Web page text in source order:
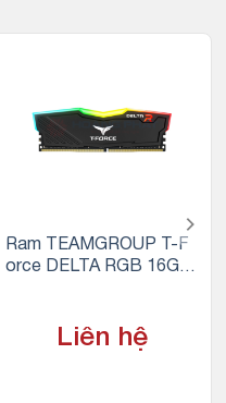
Ram TEAMGROUP T-F
orce DELTA RGB 16GB
Liên hệ